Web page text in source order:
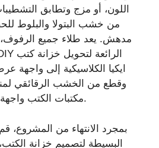
اللون، أو مزج وتطابق
من خشب البتولا والبلوط
مدهش. يعد طلاء جميع الرفوف،
ايكيا الكلاسيكية إلى واجهة
مكتبات الكتب واجهة جديدة بحواف منحنية.
بمجرد الانتهاء من المشروع، قم